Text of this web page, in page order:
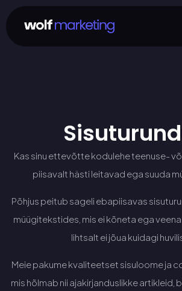
Kas sinu ettevõtte kodulehe teenuse-
piisavalt hästi leitavad ega suuda
Põhjus peitub sageli ebapiisavas
müügitekstides, mis ei kõneta ega
lihtsalt ei jõua kuidagi
Meie pakume kvaliteetset sisuloome ja
mis hõlmab nii ajakirjanduslikke artikleid,